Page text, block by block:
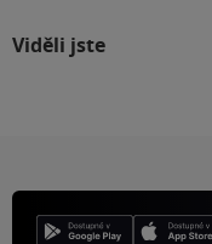
Viděli jste